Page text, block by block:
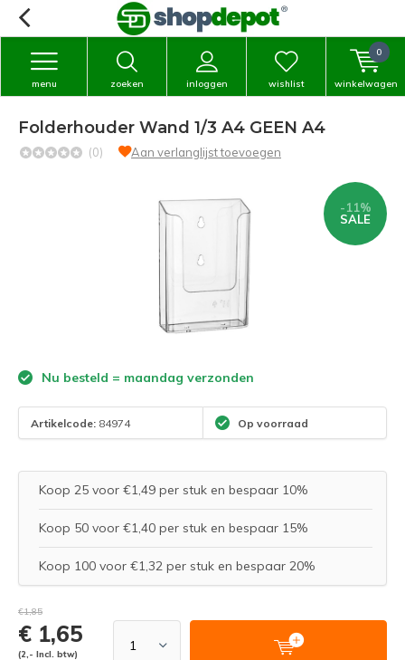
zoeken inloggen
menu wishlist winkelwagen
0
Folderhouder Wand 1/3 A4 GEEN A4
(0) Aan verlanglijst toevoegen
-11%
SALE
Nu besteld = maandag verzonden
Artikelcode: 84974 Op voorraad
Koop 25 voor €1,49 per stuk en bespaar 10%
Koop 50 voor €1,40 per stuk en bespaar 15%
Koop 100 voor €1,32 per stuk en bespaar 20%
€1,85
€ 1,65
(2,- Incl. btw)